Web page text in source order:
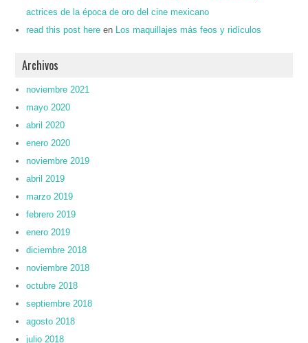
actrices de la época de oro del cine mexicano
read this post here en Los maquillajes más feos y ridículos
Archivos
noviembre 2021
mayo 2020
abril 2020
enero 2020
noviembre 2019
abril 2019
marzo 2019
febrero 2019
enero 2019
diciembre 2018
noviembre 2018
octubre 2018
septiembre 2018
agosto 2018
julio 2018